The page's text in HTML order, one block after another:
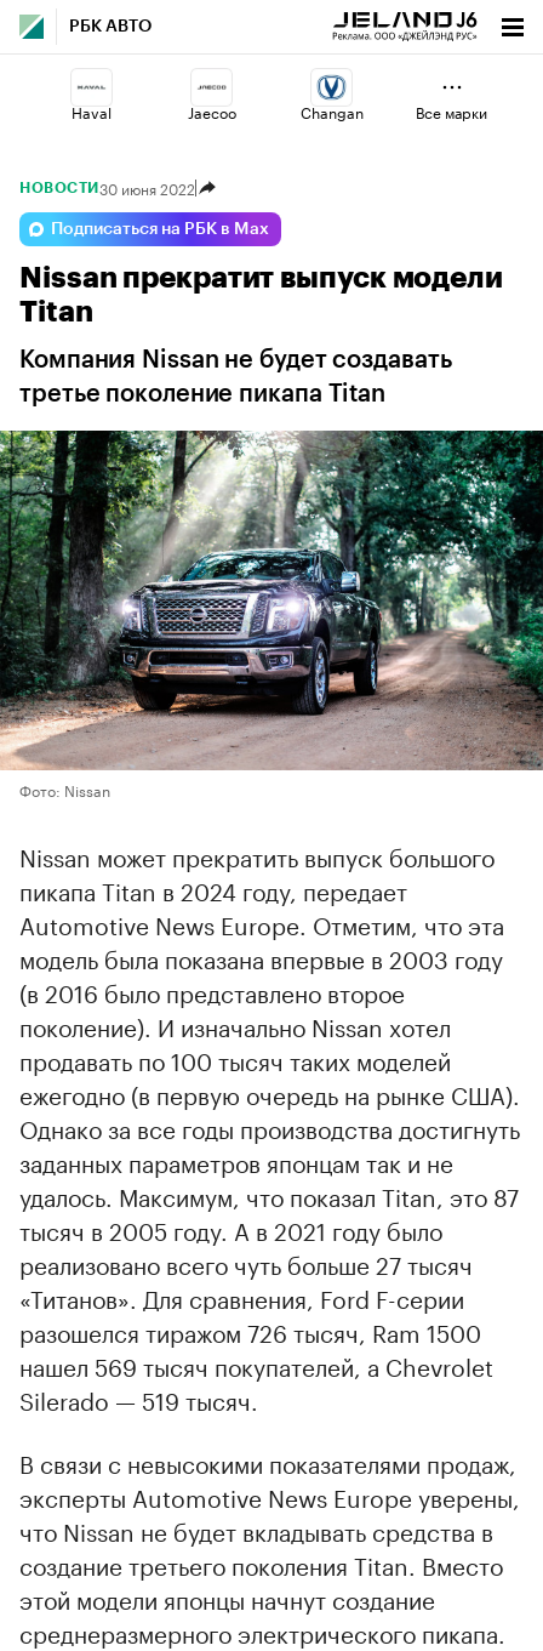
РБК АВТО
Haval Jaecoo Changan
Omoda Geely
Voyah Esteo Volga
Все марки
НОВОСТИ 30 июня 2022
Подписаться на РБК в Max
Nissan прекратит выпуск модели
Titan
Компания Nissan не будет создавать
третье поколение пикапа Titan
Фото: Nissan
Nissan может прекратить выпуск большого
пикапа Titan в 2024 году, передает
Automotive News Europe. Отметим, что эта
модель была показана впервые в 2003 году
(в 2016 было представлено второе
поколение). И изначально Nissan хотел
продавать по 100 тысяч таких моделей
ежегодно (в первую очередь на рынке США).
Однако за все годы производства достигнуть
заданных параметров японцам так и не
удалось. Максимум, что показал Titan, это 87
тысяч в 2005 году. А в 2021 году было
реализовано всего чуть больше 27 тысяч
«Титанов». Для сравнения, Ford F-серии
разошелся тиражом 726 тысяч, Ram 1500
нашел 569 тысяч покупателей, а Chevrolet
Silerado — 519 тысяч.
В связи с невысокими показателями продаж,
эксперты Automotive News Europe уверены,
что Nissan не будет вкладывать средства в
создание третьего поколения Titan. Вместо
этой модели японцы начнут создание
среднеразмерного электрического пикапа.